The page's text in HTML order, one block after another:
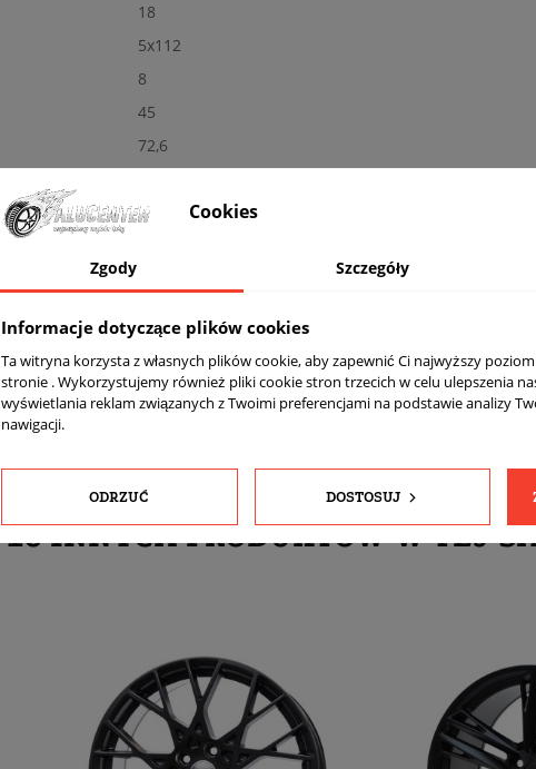
18
5x112
8
45
72,6
Nowe
16 INNYCH PRODUKTÓW W TEJ
Cookies
Zgody Szczegóły
Informacje dotyczące plików cookies
Ta witryna korzysta z własnych plików cookie, aby zapewnić Ci najwyższy
stronie . Wykorzystujemy również pliki cookie stron trzecich w celu ulepszenia
wyświetlania reklam związanych z Twoimi preferencjami na podstawie analizy
nawigacji.
ODRZUĆ DOSTOSUJ